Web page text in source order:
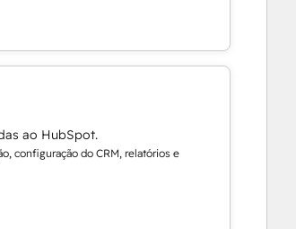
ao HubSpot.
configuração do CRM, relatórios e